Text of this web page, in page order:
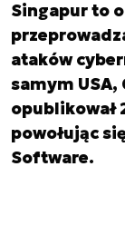
Singapur to
ataków
samym
opublikował
powołując
Software.